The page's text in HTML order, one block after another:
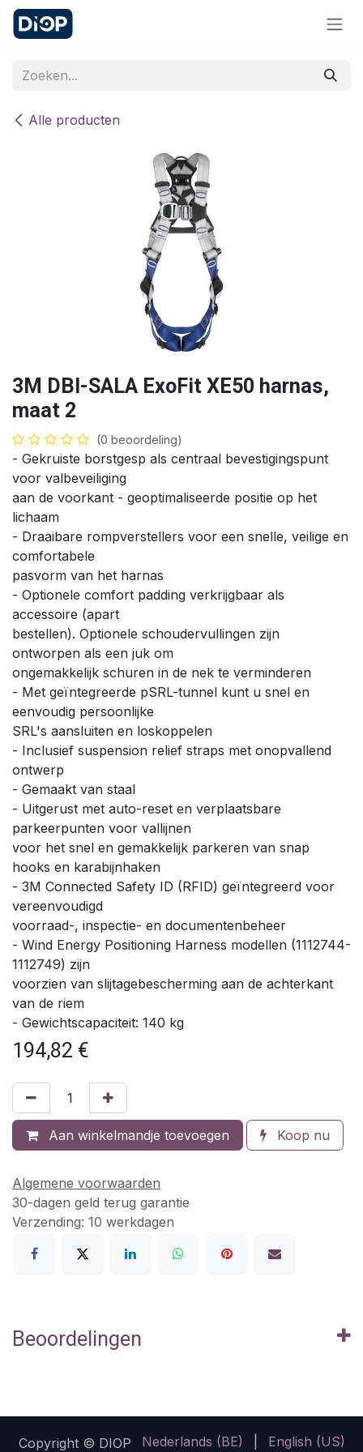
Overslaan naar inhoud
Alle producten
3M DBI-SALA ExoFit XE50 harnas,
maat 2
(0 beoordeling)
- Gekruiste borstgesp als centraal bevestigingspunt
voor valbeveiliging
aan de voorkant - geoptimaliseerde positie op het
lichaam
- Draaibare rompverstellers voor een snelle, veilige en
comfortabele
pasvorm van het harnas
- Optionele comfort padding verkrijgbaar als
accessoire (apart
bestellen). Optionele schoudervullingen zijn
ontworpen als een juk om
ongemakkelijk schuren in de nek te verminderen
- Met geïntegreerde pSRL-tunnel kunt u snel en
eenvoudig persoonlijke
SRL's aansluiten en loskoppelen
- Inclusief suspension relief straps met onopvallend
ontwerp
- Gemaakt van staal
- Uitgerust met auto-reset en verplaatsbare
parkeerpunten voor vallijnen
voor het snel en gemakkelijk parkeren van snap
hooks en karabijnhaken
- 3M Connected Safety ID (RFID) geïntegreerd voor
vereenvoudigd
voorraad-, inspectie- en documentenbeheer
- Wind Energy Positioning Harness modellen (1112744-
1112749) zijn
voorzien van slijtagebescherming aan de achterkant
van de riem
- Gewichtscapaciteit: 140 kg
194,82 €
Aan winkelmandje toevoegen Koop nu
Algemene voorwaarden
30-dagen geld terug garantie
Verzending: 10 werkdagen
Beoordelingen
Copyright © DIOP Nederlands (BE) English (US)